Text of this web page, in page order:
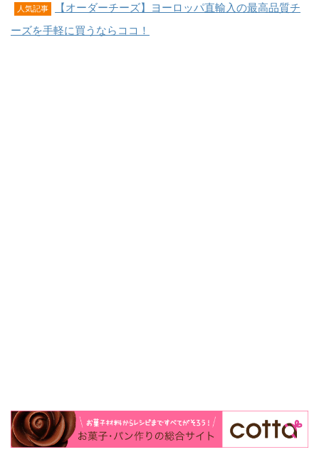
人気記事
【オーダーチーズ】ヨーロッパ直輸入の最高品質チ
ーズを手軽に買うならココ！